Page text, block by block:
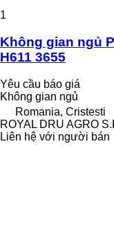
1
Không gian ngủ
H611 3655
Yêu cầu báo giá
Không gian ngủ
Romania, Cristesti
ROYAL DRU AGRO
Liên hệ với người bán